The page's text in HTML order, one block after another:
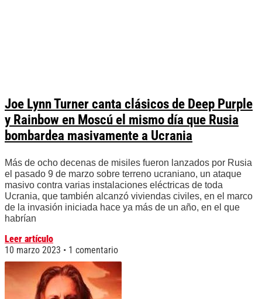
Joe Lynn Turner canta clásicos de Deep Purple
y Rainbow en Moscú el mismo día que Rusia
bombardea masivamente a Ucrania
Más de ocho decenas de misiles fueron lanzados por Rusia
el pasado 9 de marzo sobre terreno ucraniano, un ataque
masivo contra varias instalaciones eléctricas de toda
Ucrania, que también alcanzó viviendas civiles, en el marco
de la invasión iniciada hace ya más de un año, en el que
habrían
Leer artículo
10 marzo 2023
1 comentario